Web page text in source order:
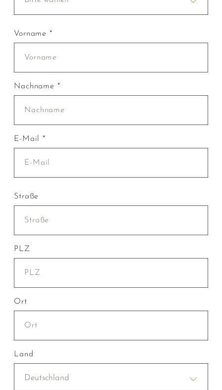
Vorname *
Nachname *
E-Mail *
Straße
PLZ
Ort
Land
Deutschland